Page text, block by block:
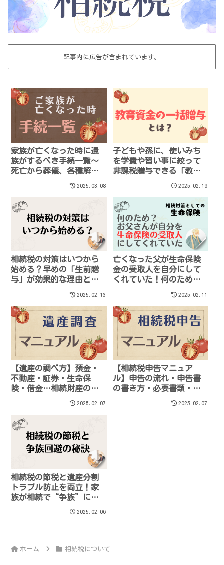
記事内に広告が含まれています。
家族が亡くなった時に遺
族がするべき手続一覧～
死亡から葬儀、各種解約
から遺産相続までを全網
2025.03.08
子どもや孫に、使いみち
を学費や習い事に絞って
非課税贈与できる「教育
資金の一括贈与制度」と
2025.02.19
相続税の対策はいつから
始める？早めの「生前贈
与」が効果的な理由と注
2025.02.13
亡くなった父が生命保険
金の受取人を自分にして
くれていた！何のため？
相続とは別？税金はどう
2025.02.11
【遺産の調べ方】預金・
不動産・証券・生命保
険・借金…相続財産の調
査をしましょう！
2025.02.07
【相続税申告マニュア
ル】申告の流れ・申告書
の書き方・必要書類・相
続税計算方法など、実用
2025.02.07
相続税の節税と遺産分割
トラブル防止を両立！家
族が相続で“争族”にな
らないための秘訣
2025.02.06
ホーム 相続税について